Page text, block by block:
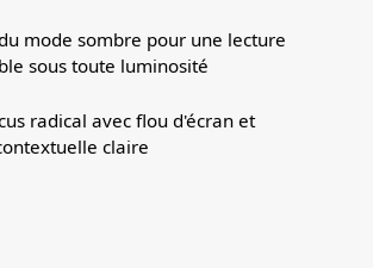
mode sombre pour une lecture
sous toute luminosité
radical avec flou d'écran et
claire